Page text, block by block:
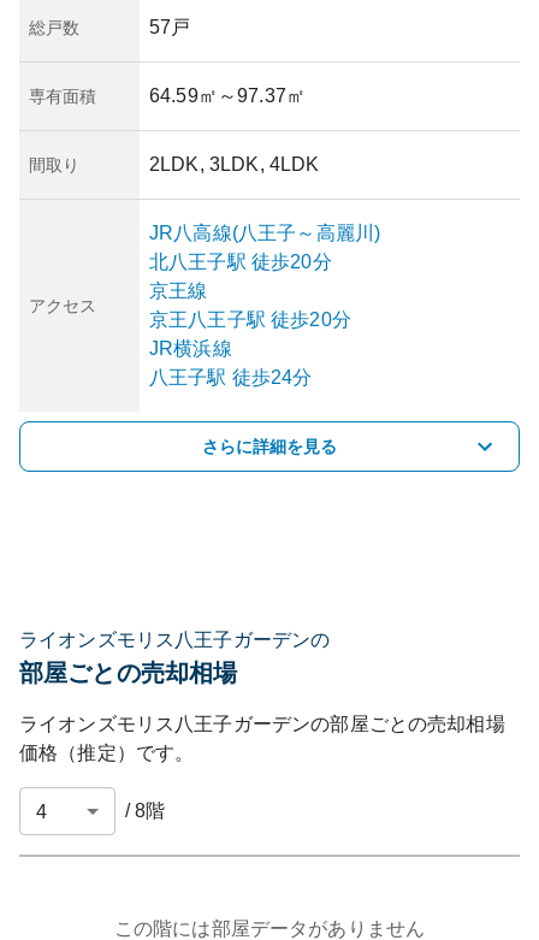
総戸数 57戸
専有面積 64.59㎡ ～97.37㎡
間取り 2LDK, 3LDK, 4LDK
アクセス
JR八高線(八王子～高麗川)
北八王子駅 徒歩20分
京王線
京王八王子駅 徒歩20分
JR横浜線
八王子駅 徒歩24分
さらに詳細を見る
ライオンズモリス八王子ガーデンの
部屋ごとの売却相場
ライオンズモリス八王子ガーデンの部屋ごとの売却相場
価格（推定）です。
/8階
この階には部屋データがありません